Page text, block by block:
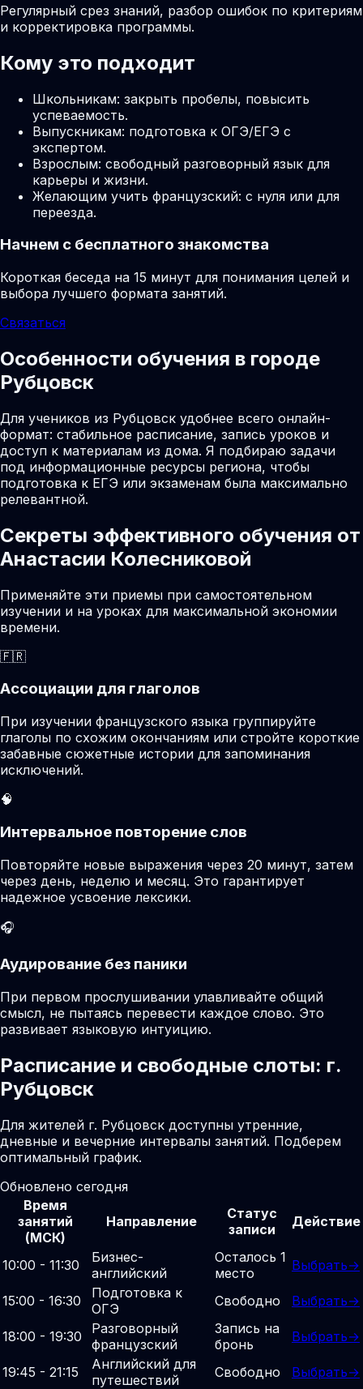
Регулярный срез знаний, разбор ошибок по критериям
и корректировка программы.
Кому это подходит
Школьникам: закрыть пробелы, повысить
успеваемость.
Выпускникам: подготовка к ОГЭ/ЕГЭ с
экспертом.
Взрослым: свободный разговорный язык для
карьеры и жизни.
Желающим учить французский: с нуля или для
переезда.
Начнем с бесплатного знакомства
Короткая беседа на 15 минут для понимания целей и
выбора лучшего формата занятий.
Связаться
Особенности обучения в городе
Рубцовск
Для учеников из Рубцовск удобнее всего онлайн-
формат: стабильное расписание, запись уроков и
доступ к материалам из дома. Я подбираю задачи
под информационные ресурсы региона, чтобы
подготовка к ЕГЭ или экзаменам была максимально
релевантной.
Секреты эффективного обучения от
Анастасии Колесниковой
Применяйте эти приемы при самостоятельном
изучении и на уроках для максимальной экономии
времени.
🇫🇷
Ассоциации для глаголов
При изучении французского языка группируйте
глаголы по схожим окончаниям или стройте короткие
забавные сюжетные истории для запоминания
исключений.
🧠
Интервальное повторение слов
Повторяйте новые выражения через 20 минут, затем
через день, неделю и месяц. Это гарантирует
надежное усвоение лексики.
🎧
Аудирование без паники
При первом прослушивании улавливайте общий
смысл, не пытаясь перевести каждое слово. Это
развивает языковую интуицию.
Расписание и свободные слоты: г.
Рубцовск
Для жителей г. Рубцовск доступны утренние,
дневные и вечерние интервалы занятий. Подберем
оптимальный график.
Обновлено сегодня
Время
занятий
(МСК)
Направление
Статус
записи
Действие
10:00 - 11:30
Бизнес-
английский
Осталось 1
место
Выбрать→
15:00 - 16:30
Подготовка к
ОГЭ
Свободно Выбрать→
18:00 - 19:30
Разговорный
французский
Запись на
бронь
Выбрать→
19:45 - 21:15
Английский для
путешествий
Свободно Выбрать→